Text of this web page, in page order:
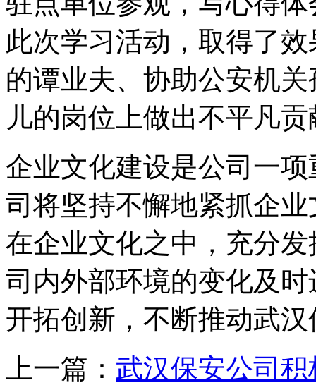
此次学习活动，取得了
的谭业夫、协助公安机
儿的岗位上做出不平凡
企业文化建设是公司一
司将坚持不懈地紧抓企
在企业文化之中，充分
司内外部环境的变化及
开拓创新，不断推动武
上一篇： 武汉保安公司